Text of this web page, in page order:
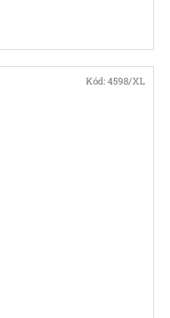
Kód: 4598/XL